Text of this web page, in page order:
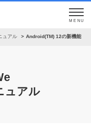
MENU
ュアル Android(TM) 12の新機能
ュアル